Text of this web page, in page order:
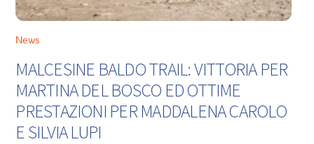
News
MALCESINE BALDO TRAIL: VITTORIA PER
MARTINA DEL BOSCO ED OTTIME
PRESTAZIONI PER MADDALENA CAROLO
E SILVIA LUPI